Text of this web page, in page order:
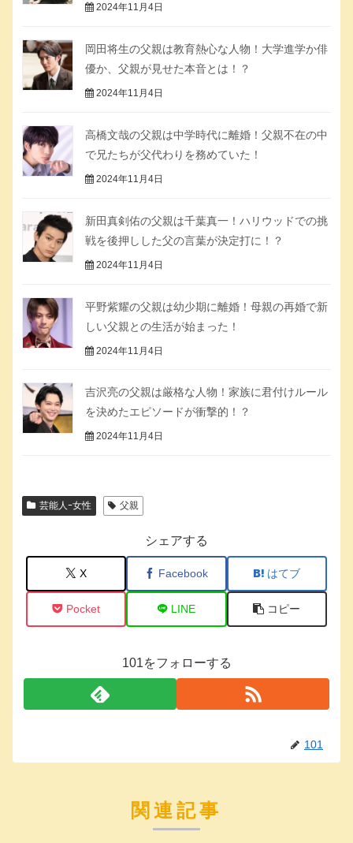
2024年11月4日
岡田将生の父親は教育熱心な人物！大学進学か俳
優か、父親が見せた本音とは！？
2024年11月4日
高橋文哉の父親は中学時代に離婚！父親不在の中
で兄たちが父代わりを務めていた！
2024年11月4日
新田真剣佑の父親は千葉真一！ハリウッドでの挑
戦を後押しした父の言葉が決定打に！？
2024年11月4日
平野紫耀の父親は幼少期に離婚！母親の再婚で新
しい父親との生活が始まった！
2024年11月4日
吉沢亮の父親は厳格な人物！家族に君付けルール
を決めたエピソードが衝撃的！？
2024年11月4日
芸能人ｰ女性 父親
シェアする
X Facebook はてブ
Pocket LINE コピー
101をフォローする
101
関連記事